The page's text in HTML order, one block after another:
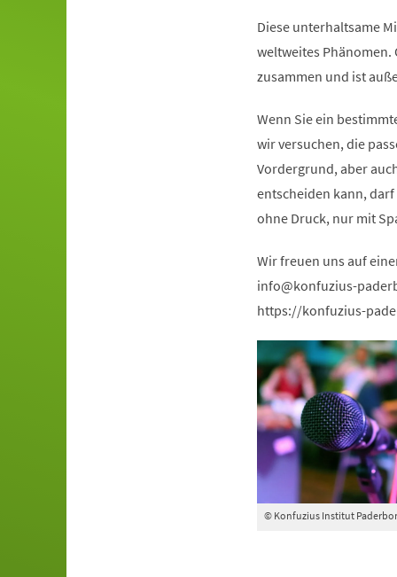
Diese unterhaltsame
weltweites Phänomen.
zusammen und ist
Wenn Sie ein
wir versuchen, die
Vordergrund, aber
entscheiden kann,
ohne Druck, nur mit
Wir freuen uns auf
info
konfuzius-
https://konfuzius-
© Konfuzius Institut